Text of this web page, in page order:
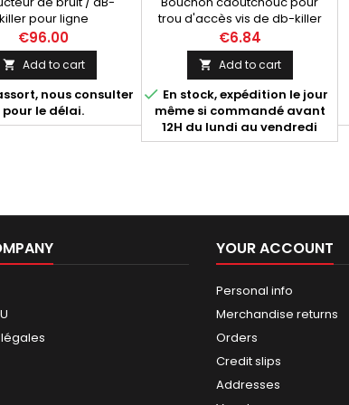
killer pour ligne
homologuée
et 530. Compatible
Ligne Termignoni
Yamaha Tmax
(01-03) et (08-11):
Ligne Termignoni
€96.00
 Add to cart
nous consulter
pour le délai.
trou d'accès vis de db-killer
(diamètre trou 10mm).
€6.84
 Add to cart
 En stock, expédition le jour
même si commandé avant
12H du lundi au vendredi
YOUR ACCOUNT
Personal info
Merchandise returns
Orders
Credit slips
Addresses